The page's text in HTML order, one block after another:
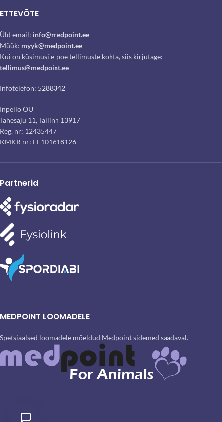
ETTEVÕTE
Üld email: info@medpoint.ee
Müük: myyk@medpoint.ee
Kui on küsimusi e-poe tellimuste kohta, siis kirjutage:
tellimus@medpoint.ee
Infotelefon: 5288342
Inpello OÜ
Tähesaju 11, Tallinn 13917
Reg. nr: 12435447
KMKR nr: EE101618126
Partnerid
MEDPOINT LOOMADELE
Spetsiaalsed loomadele mõeldud Medpoint sidemed saadaval.